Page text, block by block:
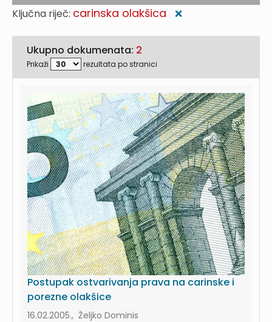
Ključna riječ: carinska olakšica ❌
Ukupno dokumenata: 2
Prikaži rezultata po stranici
Postupak ostvarivanja prava na carinske i
porezne olakšice
16.02.2005., Željko Dominis